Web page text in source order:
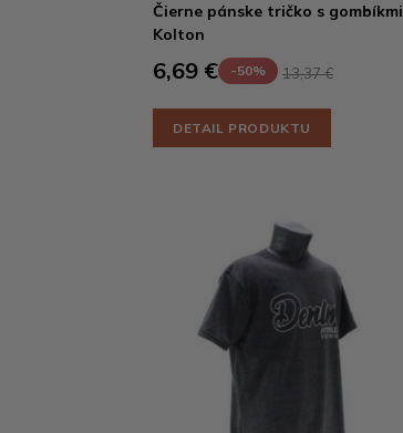
Čierne pánske tričko s gombíkmi
Kolton
6,69 € -50% 13,37 €
DETAIL PRODUKTU